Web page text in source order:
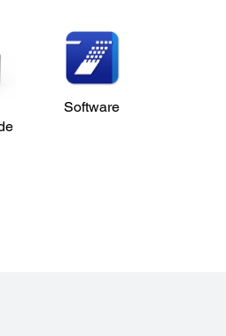
Software